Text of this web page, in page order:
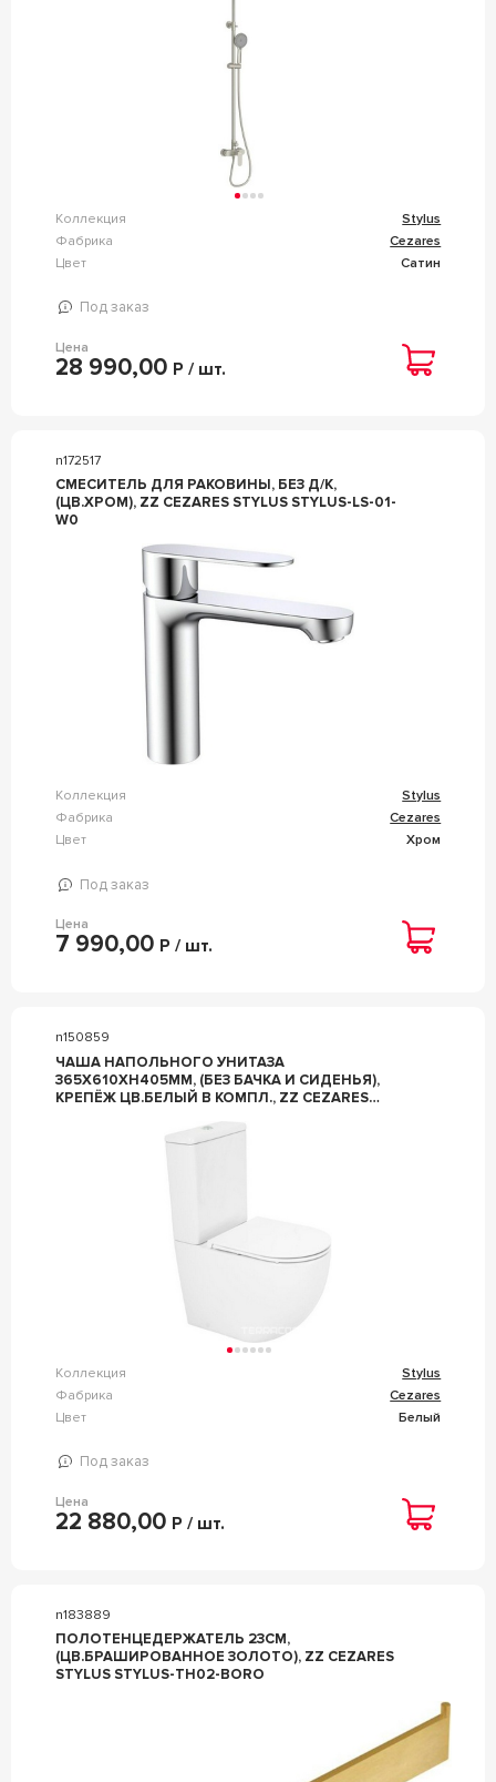
Коллекция
Stylus
Фабрика
Cezares
Цвет
Сатин
Под заказ
Цена
28 990,00 Р / шт.
n172517
СМЕСИТЕЛЬ ДЛЯ РАКОВИНЫ, БЕЗ Д/К,
(ЦВ.ХРОМ), ZZ CEZARES STYLUS STYLUS-LS-01-
W0
Коллекция
Stylus
Фабрика
Cezares
Цвет
Хром
Под заказ
Цена
7 990,00 Р / шт.
n150859
ЧАША НАПОЛЬНОГО УНИТАЗА
365Х610ХH405ММ, (БЕЗ БАЧКА И СИДЕНЬЯ),
КРЕПЁЖ ЦВ.БЕЛЫЙ В КОМПЛ., ZZ CEZARES
Коллекция
Stylus
Фабрика
Cezares
Цвет
Белый
Под заказ
Цена
22 880,00 Р / шт.
n183889
ПОЛОТЕНЦЕДЕРЖАТЕЛЬ 23СМ,
(ЦВ.БРАШИРОВАННОЕ ЗОЛОТО), ZZ CEZARES
STYLUS STYLUS-TH02-BORO